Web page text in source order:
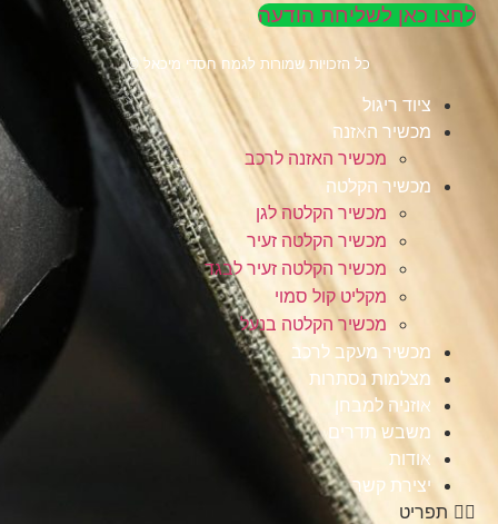
לחצו כאן לשליחת הודעה
כל הזכויות שמורות לגמח חסדי מיכאל ©
ציוד ריגול
מכשיר האזנה
מכשיר האזנה לרכב
מכשיר הקלטה
מכשיר הקלטה לגן
מכשיר הקלטה זעיר
מכשיר הקלטה זעיר לבגד
מקליט קול סמוי
מכשיר הקלטה בנעל
מכשיר מעקב לרכב
מצלמות נסתרות
אוזניה למבחן
משבש תדרים
אודות
יצירת קשר
תפריט